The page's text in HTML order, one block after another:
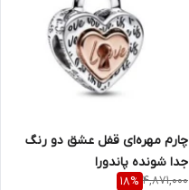
چارم مهره‌ای قفل عشق دو رنگ
جدا شونده پاندورا
4,871,000
18%